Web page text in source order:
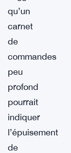
qu’un
carnet
de
commandes
peu
profond
pourrait
indiquer
l’épuisement
de